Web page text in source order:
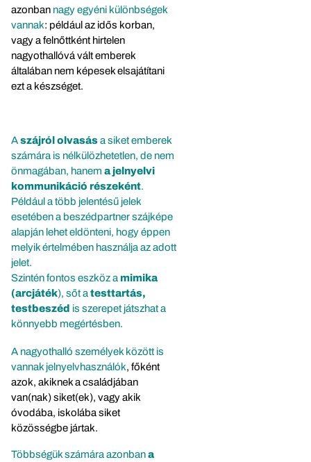
azonban nagy egyéni különbségek
vannak: például az idős korban,
vagy a felnőttként hirtelen
nagyothallóvá vált emberek
általában nem képesek elsajátítani
ezt a készséget.
Aszájról olvasása siket emberek
számára is nélkülözhetetlen, de nem
önmagában, hanem a jelnyelvi
kommunikáció részeként.
Például a több jelentésű jelek
esetében a beszédpartner szájképe
alapján lehet eldönteni, hogy éppen
melyik értelmében használja az adott
jelet.
Szintén fontos eszköz a mimika
(arcjáték), sőt a testtartás,
testbeszéd is szerepet játszhat a
könnyebb megértésben.
A nagyothalló személyek között is
vannak jelnyelvhasználók, főként
azok, akiknek a családjában
van(nak) siket(ek), vagy akik
óvodába, iskolába siket
közösségbe jártak.
Többségük számára azonbana